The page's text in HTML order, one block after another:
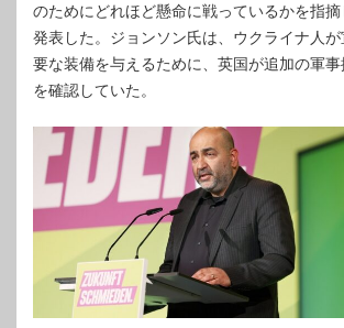
のためにどれほど懸命に戦っているかを指
発表した。ジョンソン氏は、ウクライナ人
要な装備を与えるために、英国が追加の軍事
を確認していた。